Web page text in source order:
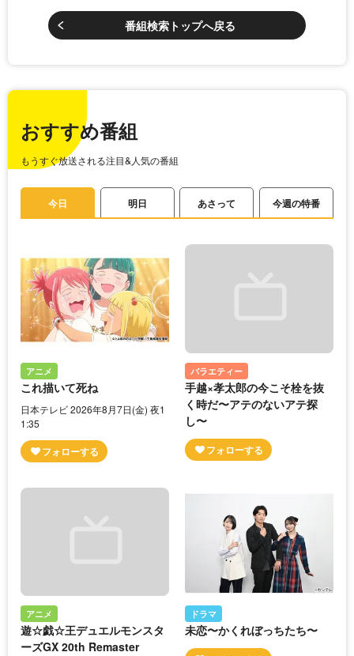
番組検索トップへ戻る
おすすめ番組
もうすぐ放送される注目&人気の番組
今日 明日 あさって 今週の特番
アニメ
これ描いて死ね
日本テレビ 2026年8月7日(金) 夜1
1:35
バラエティー
手越×孝太郎の今こそ栓を抜
く時だ〜アテのないアテ探
し〜
アニメ
遊☆戯☆王デュエルモンスタ
ーズGX 20th Remaster
ドラマ
未恋〜かくれぼっちたち〜